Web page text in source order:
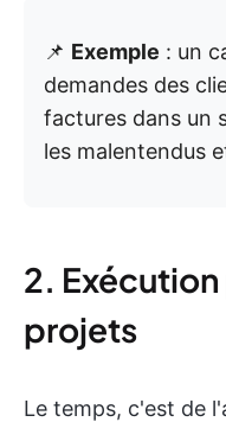
📌 Exemple : un
demandes des
factures dans un
les malentendus
2.
projets
Le temps, c'est de